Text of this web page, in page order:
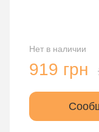
Нет в наличии
919 грн